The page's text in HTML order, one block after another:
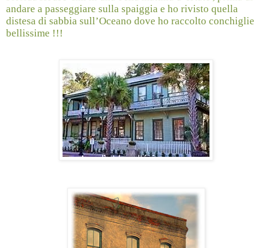
andare a passeggiare sulla spaiggia e ho rivisto quella
distesa di sabbia sull’Oceano dove ho raccolto conchiglie
bellissime !!!